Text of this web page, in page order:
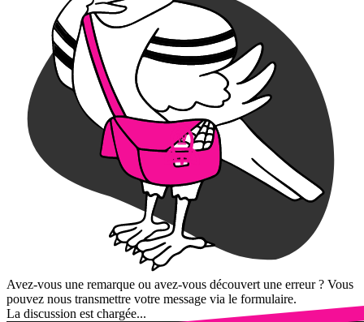
Avez-vous une remarque ou avez-vous découvert une erreur ? Vous
pouvez nous transmettre votre message via le formulaire.
La discussion est chargée...